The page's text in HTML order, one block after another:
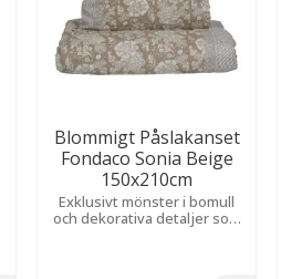
Blommigt Påslakanset
Fondaco Sonia Beige
150x210cm
Exklusivt mönster i bomull
och dekorativa detaljer som